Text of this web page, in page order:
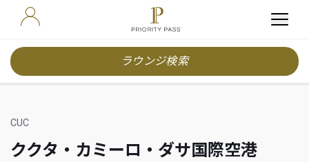
ラウンジ検索
CUC
ククタ・カミーロ・ダサ国際空港